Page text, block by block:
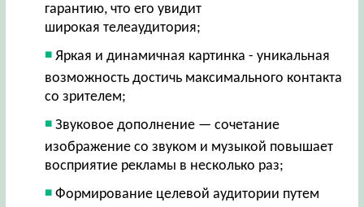
гарантию, что его увидит
широкая телеаудитория;
Яркая и динамичная картинка - уникальная
возможность достичь максимального контакта
со зрителем;
Звуковое дополнение — сочетание
изображение со звуком и музыкой повышает
восприятие рекламы в несколько раз;
Формирование целевой аудитории путем